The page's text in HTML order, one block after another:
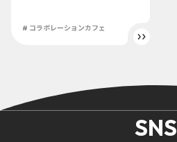
# コラボレーションカフェ
SNS